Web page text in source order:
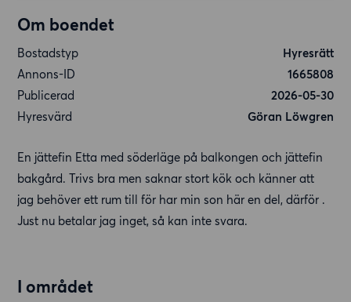
Om boendet
Bostadstyp
Hyresrätt
Annons-ID
1665808
Publicerad
2026-05-30
Hyresvärd
Göran Löwgren
En jättefin Etta med söderläge på balkongen och jättefin
bakgård. Trivs bra men saknar stort kök och känner att
jag behöver ett rum till för har min son här en del, därför .
Just nu betalar jag inget, så kan inte svara.
I området